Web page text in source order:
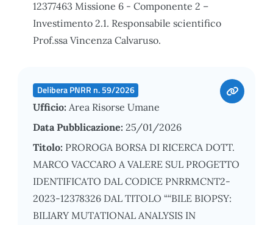
12377463 Missione 6 - Componente 2 –
Investimento 2.1. Responsabile scientifico
Prof.ssa Vincenza Calvaruso.
Delibera PNRR n. 59/2026
Ufficio: Area Risorse Umane
Data Pubblicazione: 25/01/2026
Titolo: PROROGA BORSA DI RICERCA DOTT.
MARCO VACCARO A VALERE SUL PROGETTO
IDENTIFICATO DAL CODICE PNRRMCNT2-
2023-12378326 DAL TITOLO ““BILE BIOPSY:
BILIARY MUTATIONAL ANALYSIS IN